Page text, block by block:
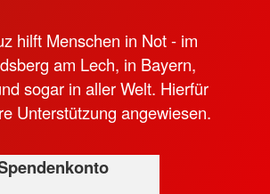
hilft Menschen in Not - im
am Lech, in Bayern,
sogar in aller Welt. Hierfür
Unterstützung angewiesen.